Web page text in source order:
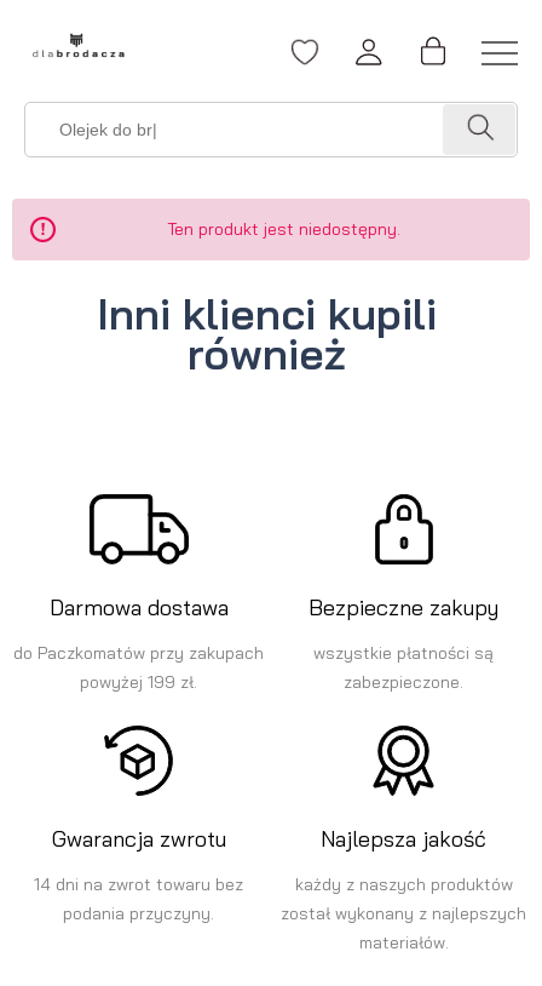
Ten produkt jest niedostępny.
Inni klienci kupili
również
Darmowa dostawa
do Paczkomatów przy zakupach
powyżej 199 zł.
Bezpieczne zakupy
wszystkie płatności są
zabezpieczone.
Gwarancja zwrotu
14 dni na zwrot towaru bez
podania przyczyny.
Najlepsza jakość
każdy z naszych produktów
został wykonany z najlepszych
materiałów.